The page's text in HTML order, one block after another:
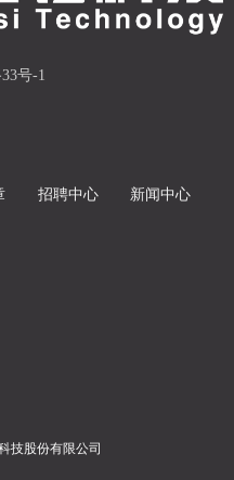
号-1
技股份有限公司
招聘中心 新闻中心